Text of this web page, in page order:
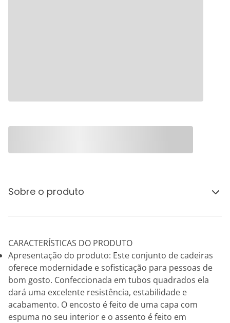
Sobre o produto
CARACTERÍSTICAS DO PRODUTO
Apresentação do produto: Este conjunto de cadeiras
oferece modernidade e sofisticação para pessoas de
bom gosto. Confeccionada em tubos quadrados ela
dará uma excelente resistência, estabilidade e
acabamento. O encosto é feito de uma capa com
espuma no seu interior e o assento é feito em